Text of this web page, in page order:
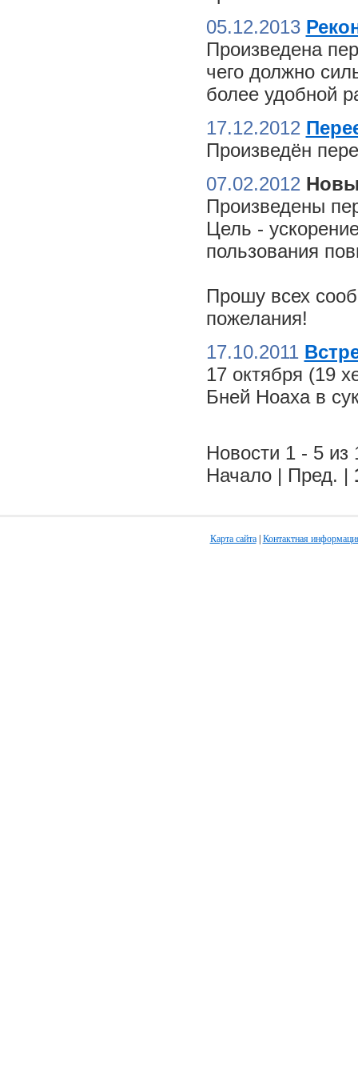
05.12.2013
Произведена
чего должно
более удобной
17.12.2012
Произведён
07.02.2012
Произведены
Цель -
пользования
Прошу всех
пожелания!
17.10.2011
17 октября (19
Бней Ноаха в
Новости 1 - 5 из
Начало | Пред. |
Карта сайта| Контактная